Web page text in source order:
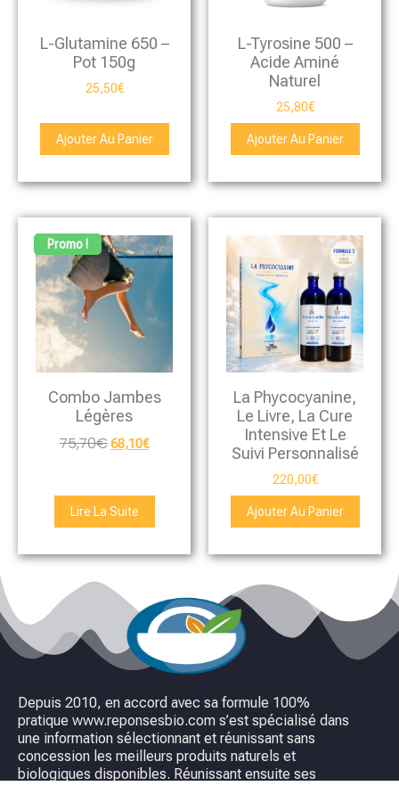
L-Glutamine 650 –
Pot 150g
25,50€
Ajouter Au Panier
L-Tyrosine 500 –
Acide Aminé
Naturel
25,80€
Ajouter Au Panier
Promo !
Combo Jambes
Légères
75,70€68,10€
Lire La Suite
La Phycocyanine,
Le Livre, La Cure
Intensive Et Le
Suivi Personnalisé
220,00€
Ajouter Au Panier
Depuis 2010, en accord avec sa formule 100%
pratique www.reponsesbio.com s’est spécialisé dans
une information sélectionnant et réunissant sans
concession les meilleurs produits naturels et
biologiques disponibles. Réunissant ensuite ses